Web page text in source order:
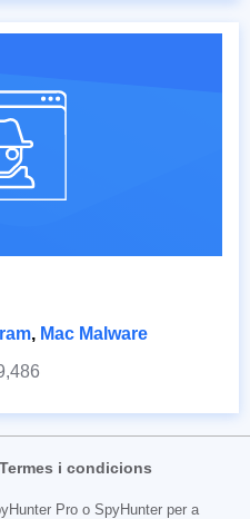
, Mac Malware
i condicions
Pro o SpyHunter per a